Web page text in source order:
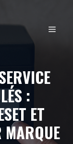
:
ET
MARQUE